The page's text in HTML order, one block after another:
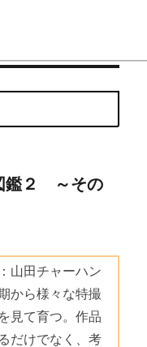
鑑２ ～その
山田チャーハン
から様々な特撮
見て育つ。作品
だけでなく、考